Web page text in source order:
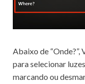
Abaixo de “Onde?”,
para selecionar
marcando ou